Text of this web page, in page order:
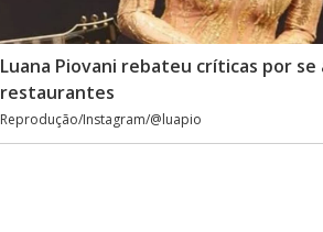
Luana Piovani rebateu críticas por
restaurantes
Reprodução/Instagram/@luapio